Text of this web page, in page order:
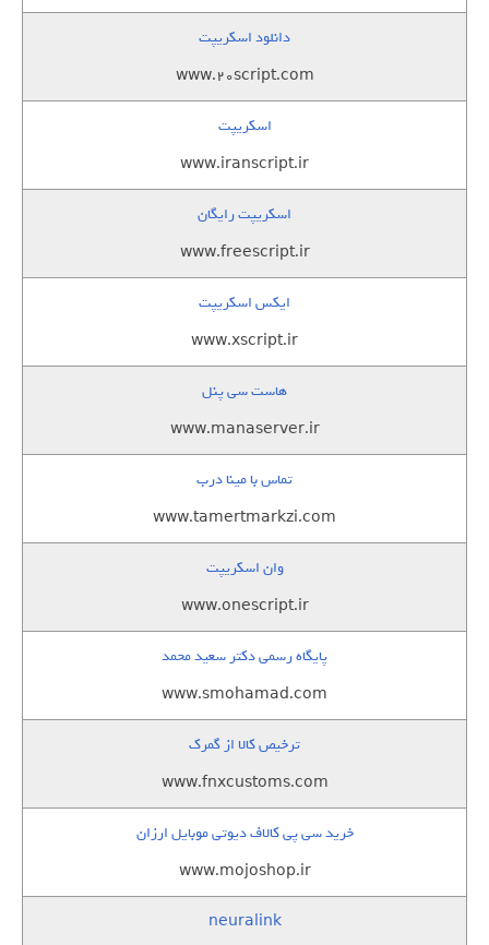
دانلود اسکریپت
www.20script.com
اسکریپت
www.iranscript.ir
اسکریپت رایگان
www.freescript.ir
ایکس اسکریپت
www.xscript.ir
هاست سی پنل
www.manaserver.ir
تماس با مینا درب
www.tamertmarkzi.com
وان اسکریپت
www.onescript.ir
پایگاه رسمی دکتر سعید محمد
www.smohamad.com
ترخیص کالا از گمرک
www.fnxcustoms.com
خرید سی پی کالاف دیوتی موبایل ارزان
www.mojoshop.ir
neuralink